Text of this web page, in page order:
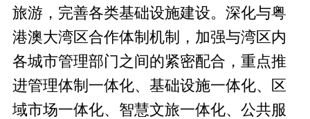
旅游，完善各类基础设施建设。深化与粤
港澳大湾区合作体制机制，加强与湾区内
各城市管理部门之间的紧密配合，重点推
进管理体制一体化、基础设施一体化、区
域市场一体化、智慧文旅一体化、公共服